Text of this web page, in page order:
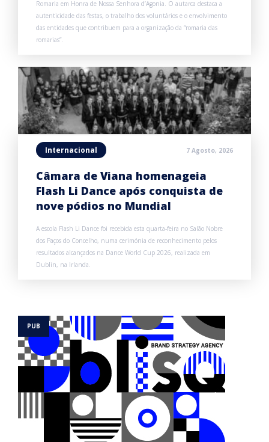
Romaria em Honra de Nossa Senhora d’Agonia. O autarca destaca a
autenticidade das festas, o trabalho dos voluntários e o envolvimento
das entidades que contribuem para a organização da “romaria das
romarias”.
Internacional 7 Agosto, 2026
Câmara de Viana homenageia
Flash Li Dance após conquista de
nove pódios no Mundial
A escola Flash Li Dance foi recebida esta quarta-feira no Salão Nobre
dos Paços do Concelho, numa cerimónia de reconhecimento pelos
resultados alcançados na Dance World Cup 2026, realizada em
Dublin, na Irlanda.